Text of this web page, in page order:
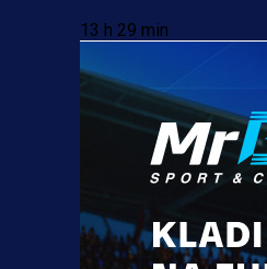
13 h 29 min